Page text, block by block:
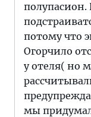
потому что
Огорчило
у отеля( но
мы